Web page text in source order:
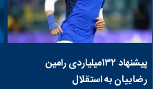
پیشنهاد ۱۳۲میلیاردی رامین
رضاییان به استقلال